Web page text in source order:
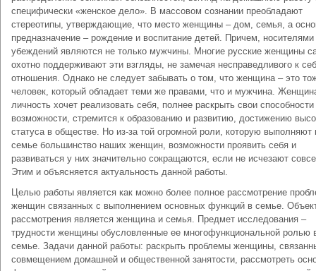
специфически «женское дело». В массовом сознании преобладают
стереотипы, утверждающие, что место женщины – дом, семья, а
предназначение – рождение и воспитание детей. Причем, носителями
убеждений являются не только мужчины. Многие русские женщины
охотно поддерживают эти взгляды, не замечая несправедливого к
отношения. Однако не следует забывать о том, что женщина – это
человек, который обладает теми же правами, что и мужчина.
личность хочет реализовать себя, полнее раскрыть свои способности
возможности, стремится к образованию и развитию, достижению
статуса в обществе. Но из-за той огромной роли, которую выполняют
семье большинство наших женщин, возможности проявить себя и
развиваться у них значительно сокращаются, если не исчезают
Этим и объясняется актуальность данной работы.
Целью работы является как можно более полное рассмотрение
женщин связанных с выполнением основных функций в семье.
рассмотрения является женщина и семья. Предмет исследования –
трудности женщины обусловленные ее многофункциональной ролью
семье. Задачи данной работы: раскрыть проблемы женщины,
совмещением домашней и общественной занятости, рассмотреть